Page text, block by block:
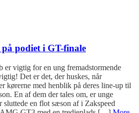
podiet i GT-finale
er vigtig for en ung fremadstormende
Det er det, der huskes, når
kørerne med henblik på deres line-up til
En af dem der tales om, er unge
sluttede en flot sæson af i Zakspeed